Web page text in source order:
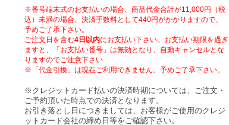
※番号端末式のお支払いの場合、商品代金合計が11,000円（税
込）未満の場合、決済手数料として440円がかかりますので、
予めご了承下さい。
ご注文日を含む4日以内にお支払い下さい。お支払い期限を過ぎ
ますと、「お支払い番号」は無効となり、自動キャンセルとな
りますのでご注意下さい
※「代金引換」は現在ご利用できません。予めご了承下さい。
※クレジットカード払いの決済時期については、ご注文・
ご予約頂いた時点での決済となります。
お引き落とし日につきましては、お客様がご使用のクレジ
ットカード会社の締め日等をご確認下さい。